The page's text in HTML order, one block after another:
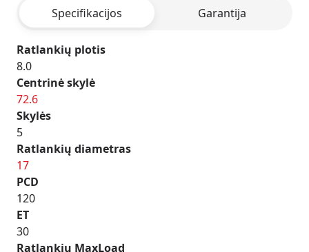
POLISHEDSpecifikacijos Garantija
Ratlankių plotis
8.0
Centrinė skylė
72.6
Skylės
5
Ratlankių diametras
17
PCD
120
ET
30
Ratlankių MaxLoad